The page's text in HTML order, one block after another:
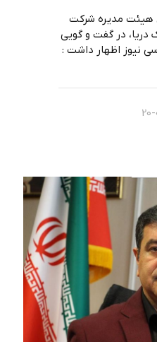
هیئت مدیره شرکت
دریا، در گفت و گویی
سی نیوز اظهار داشت :